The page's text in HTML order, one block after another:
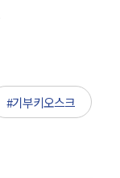
#기부키오스크